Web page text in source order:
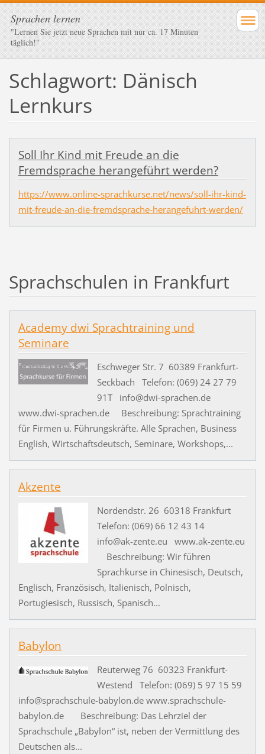
Sprachen lernen
"Lernen Sie jetzt neue Sprachen mit nur ca. 17 Minuten
täglich!"
Schlagwort: Dänisch
Lernkurs
Soll Ihr Kind mit Freude an die
Fremdsprache herangeführt werden?
https://www.online-sprachkurse.net/news/soll-ihr-kind-
mit-freude-an-die-fremdsprache-herangefuhrt-werden/
Sprachschulen in Frankfurt
Academy dwi Sprachtraining und
Seminare
Eschweger Str. 7 60389 Frankfurt-
Seckbach Telefon: (069) 24 27 79
91T info@dwi-sprachen.de
www.dwi-sprachen.de Beschreibung: Sprachtraining
für Firmen u. Führungskräfte. Alle Sprachen, Business
English, Wirtschaftsdeutsch, Seminare, Workshops,...
Akzente
Nordendstr. 26 60318 Frankfurt
Telefon: (069) 66 12 43 14
info@ak-zente.eu www.ak-zente.eu
Beschreibung: Wir führen
Sprachkurse in Chinesisch, Deutsch,
Englisch, Französisch, Italienisch, Polnisch,
Portugiesisch, Russisch, Spanisch...
Babylon
Reuterweg 76 60323 Frankfurt-
Westend Telefon: (069) 5 97 15 59
info@sprachschule-babylon.de www.sprachschule-
babylon.de Beschreibung: Das Lehrziel der
Sprachschule „Babylon“ ist, neben der Vermittlung des
Deutschen als...